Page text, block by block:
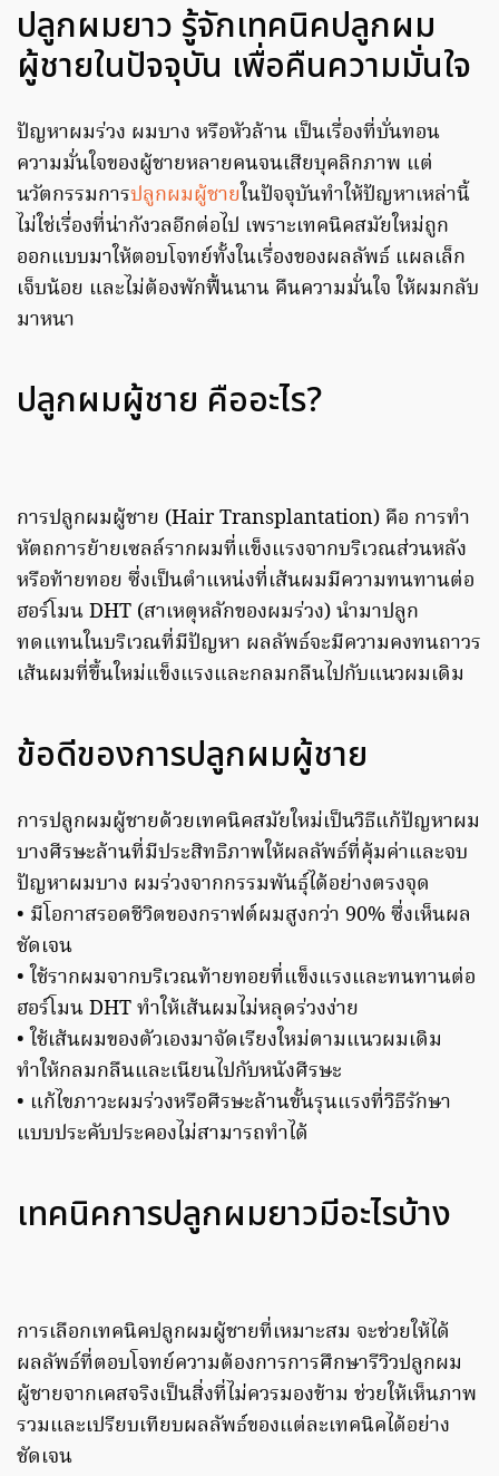
ปลูกผมยาว รู้จักเทคนิคปลูกผม
ผู้ชายในปัจจุบัน เพื่อคืนความมั่นใจ
ปัญหาผมร่วง ผมบาง หรือหัวล้าน เป็นเรื่องที่บั่นทอน
ความมั่นใจของผู้ชายหลายคนจนเสียบุคลิกภาพ แต่
นวัตกรรมการปลูกผมผู้ชายในปัจจุบันทำให้ปัญหาเหล่านี้
ไม่ใช่เรื่องที่น่ากังวลอีกต่อไป เพราะเทคนิคสมัยใหม่ถูก
ออกแบบมาให้ตอบโจทย์ทั้งในเรื่องของผลลัพธ์ แผลเล็ก
เจ็บน้อย และไม่ต้องพักฟื้นนาน คืนความมั่นใจ ให้ผมกลับ
มาหนา
ปลูกผมผู้ชาย คืออะไร?
การปลูกผมผู้ชาย (Hair Transplantation) คือ การทำ
หัตถการย้ายเซลล์รากผมที่แข็งแรงจากบริเวณส่วนหลัง
หรือท้ายทอย ซึ่งเป็นตำแหน่งที่เส้นผมมีความทนทานต่อ
ฮอร์โมน DHT (สาเหตุหลักของผมร่วง) นำมาปลูก
ทดแทนในบริเวณที่มีปัญหา ผลลัพธ์จะมีความคงทนถาวร
เส้นผมที่ขึ้นใหม่แข็งแรงและกลมกลืนไปกับแนวผมเดิม
ข้อดีของการปลูกผมผู้ชาย
การปลูกผมผู้ชายด้วยเทคนิคสมัยใหม่เป็นวิธีแก้ปัญหาผม
บางศีรษะล้านที่มีประสิทธิภาพให้ผลลัพธ์ที่คุ้มค่าและจบ
ปัญหาผมบาง ผมร่วงจากกรรมพันธุ์ได้อย่างตรงจุด
• มีโอกาสรอดชีวิตของกราฟต์ผมสูงกว่า 90% ซึ่งเห็นผล
ชัดเจน
• ใช้รากผมจากบริเวณท้ายทอยที่แข็งแรงและทนทานต่อ
ฮอร์โมน DHT ทำให้เส้นผมไม่หลุดร่วงง่าย
• ใช้เส้นผมของตัวเองมาจัดเรียงใหม่ตามแนวผมเดิม
ทำให้กลมกลืนและเนียนไปกับหนังศีรษะ
• แก้ไขภาวะผมร่วงหรือศีรษะล้านขั้นรุนแรงที่วิธีรักษา
แบบประคับประคองไม่สามารถทำได้
เทคนิคการปลูกผมยาวมีอะไรบ้าง
การเลือกเทคนิคปลูกผมผู้ชายที่เหมาะสม จะช่วยให้ได้
ผลลัพธ์ที่ตอบโจทย์ความต้องการการศึกษารีวิวปลูกผม
ผู้ชายจากเคสจริงเป็นสิ่งที่ไม่ควรมองข้าม ช่วยให้เห็นภาพ
รวมและเปรียบเทียบผลลัพธ์ของแต่ละเทคนิคได้อย่าง
ชัดเจน